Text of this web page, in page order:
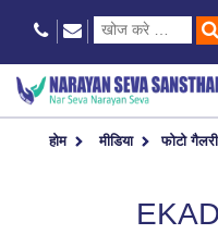
होम मीडिया फोटो गैलरी